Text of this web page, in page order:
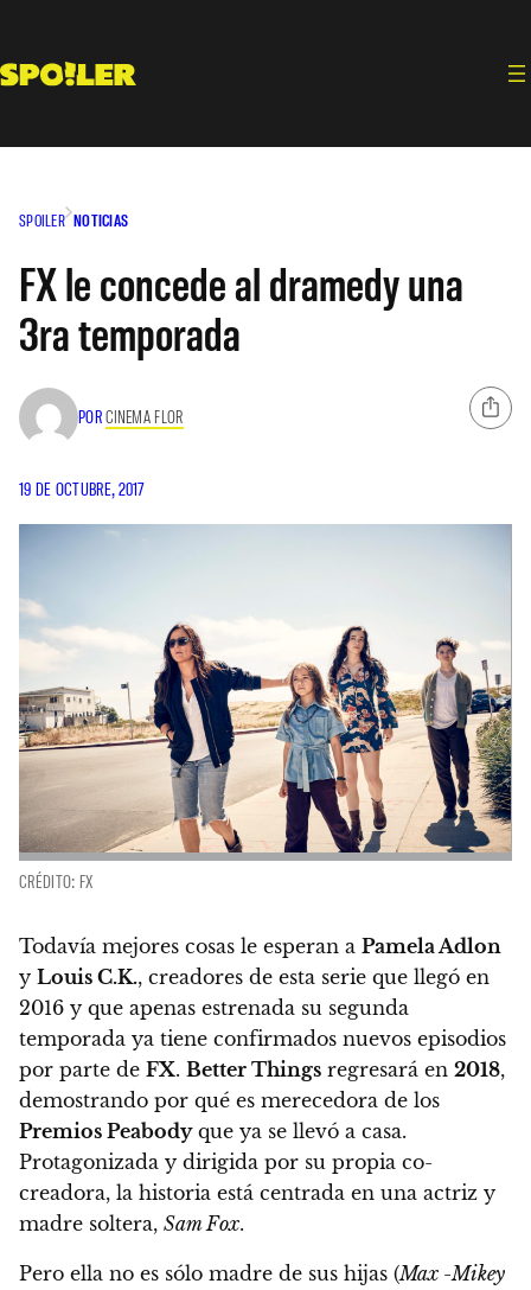
contenido
SPOILER NOTICIAS
FX le concede al dramedy una
3ra temporada
PORCINEMA FLOR
19 DE OCTUBRE, 2017
CRÉDITO: FX
Todavía mejores cosas le esperan a Pamela Adlon
y Louis C.K., creadores de esta serie que llegó en
2016 y que apenas estrenada su segunda
temporada ya tiene confirmados nuevos episodios
por parte de FX. Better Things regresará en 2018,
demostrando por qué es merecedora de los
Premios Peabodyque ya se llevó a casa.
Protagonizada y dirigida por su propia co-
creadora, la historia está centrada en una actriz y
madre soltera, Sam Fox.
Pero ella no es sólo madre de sus hijas (Max -Mikey